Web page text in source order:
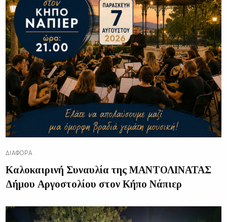
ΔΙΑΦΟΡΑ
Καλοκαιρινή Συναυλία της ΜΑΝΤΟΛΙΝΑΤΑΣ
Δήμου Αργοστολίου στον Κήπο Νάπιερ